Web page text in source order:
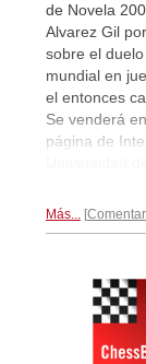
de Novela
Alvarez Gil
sobre el
mundial en
el entonces
Se venderá
página de
Más...